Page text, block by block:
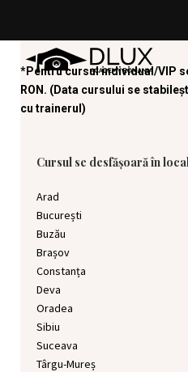
*Pentru cursul individual/VIP
RON. (Data cursului se
cu trainerul)
Cursul se desfășoară în
Arad
București
Buzău
Brașov
Constanța
Deva
Oradea
Sibiu
Suceava
Târgu-Mureș